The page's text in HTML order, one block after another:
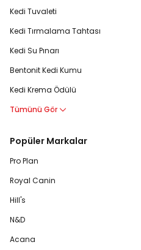
Kedi Tuvaleti
Kedi Tırmalama Tahtası
Kedi Su Pınarı
Bentonit Kedi Kumu
Kedi Krema Ödülü
Tümünü Gör
Popüler Markalar
Pro Plan
Royal Canin
Hill's
N&D
Acana